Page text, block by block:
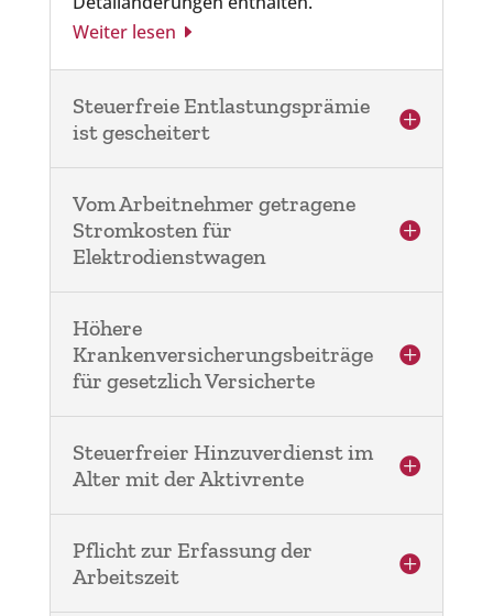
Weiter lesen
Steuerfreie Entlastungsprämie
ist gescheitert
Vom Arbeitnehmer getragene
Stromkosten für
Elektrodienstwagen
Höhere
Krankenversicherungsbeiträge
für gesetzlich Versicherte
Steuerfreier Hinzuverdienst im
Alter mit der Aktivrente
Pflicht zur Erfassung der
Arbeitszeit